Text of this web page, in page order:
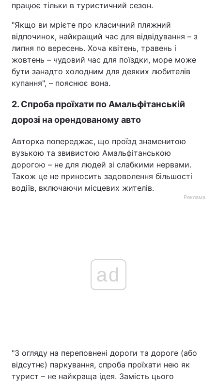
працює тільки в туристичний сезон.
"Якщо ви мрієте про класичний пляжний
відпочинок, найкращий час для відвідування – з
липня по вересень. Хоча квітень, травень і
жовтень – чудовий час для поїздки, море може
бути занадто холодним для деяких любителів
купання", – пояснює вона.
2. Спроба проїхати по Амальфітанській
дорозі на орендованому авто
Авторка попереджає, що проїзд знаменитою
вузькою та звивистою Амальфітанською
дорогою – не для людей зі слабкими нервами.
Також це не приносить задоволення більшості
водіїв, включаючи місцевих жителів.
Реклама
ad
"З огляду на переповнені дороги та дороге (або
відсутнє) паркування, спроба проїхати нею як
турист – не найкраща ідея. Замість цього